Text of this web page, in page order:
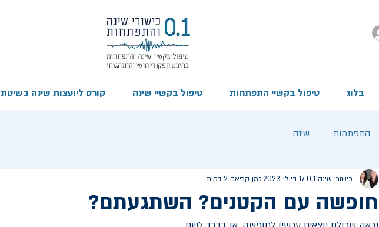
קורס ליועצות שינה בשיטת 0.1 טיפול בקשיי שינה טיפול בקשיי התפתחות בלוג
התפתחות שינה
חופשה עם הקטנים? השתגעתם?
כישורי שינה 0.1 17 ביולי 2023 זמן קריאה 2 דקות